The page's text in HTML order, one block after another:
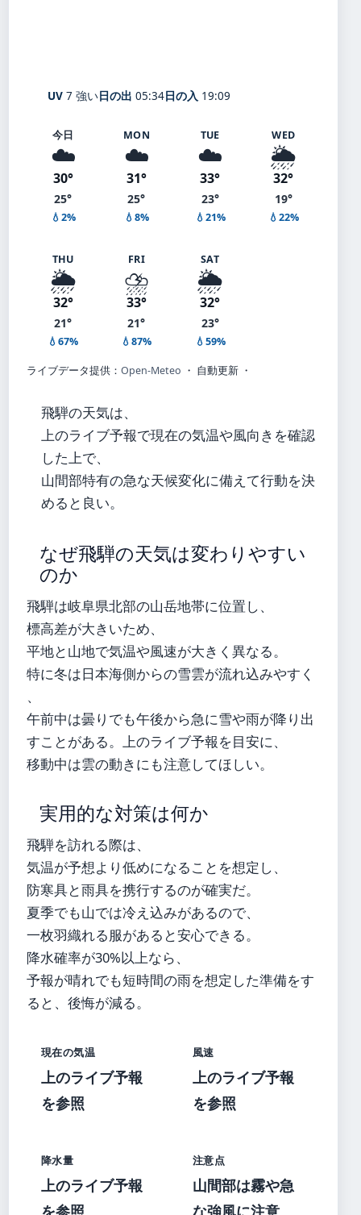
UV 7 強い日の出 05:34日の入 19:09
今日
☁️
30°
25°
💧2%
MON
☁️
31°
25°
💧8%
TUE
☁️
33°
23°
💧21%
WED
🌦️
32°
19°
💧22%
THU
🌦️
32°
21°
💧67%
FRI
⛈️
33°
21°
💧87%
SAT
🌦️
32°
23°
💧59%
ライブデータ提供： Open-Meteo ・ 自動更新 ・
飛騨の天気は、
上のライブ予報で現在の気温や風向きを確認
した上で、
山間部特有の急な天候変化に備えて行動を決
めると良い。
なぜ飛騨の天気は変わりやすい
のか
飛騨は岐阜県北部の山岳地帯に位置し、
標高差が大きいため、
平地と山地で気温や風速が大きく異なる。
特に冬は日本海側からの雪雲が流れ込みやすく
、
午前中は曇りでも午後から急に雪や雨が降り出
すことがある。上のライブ予報を目安に、
移動中は雲の動きにも注意してほしい。
実用的な対策は何か
飛騨を訪れる際は、
気温が予想より低めになることを想定し、
防寒具と雨具を携行するのが確実だ。
夏季でも山では冷え込みがあるので、
一枚羽織れる服があると安心できる。
降水確率が30%以上なら、
予報が晴れでも短時間の雨を想定した準備をす
ると、後悔が減る。
現在の気温
上のライブ予報
を参照
風速
上のライブ予報
を参照
降水量
上のライブ予報
を参照
注意点
山間部は霧や急
な強風に注意